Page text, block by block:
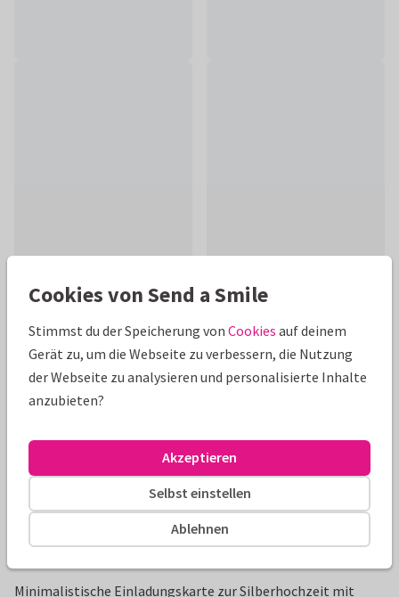
Schöne Extras zu deiner Karte
Minimalistische Einladungskarte zur Silberhochzeit mit
Cookies von Send a Smile
Stimmst du der Speicherung von Cookies auf deinem
Gerät zu, um die Webseite zu verbessern, die Nutzung
der Webseite zu analysieren und personalisierte Inhalte
anzubieten?
Ablehnen
Selbst einstellen
Akzeptieren